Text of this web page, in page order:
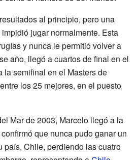
al principio, pero una
jugar normalmente. Esta
y nunca le permitió volver a
año, llegó a cuartos de final en el
la semifinal en el Masters de
los 25 mejores, en el puesto
Mar de 2003, Marcelo llegó a la
que nunca pudo ganar un
país, Chile, perdiendo las cuatro